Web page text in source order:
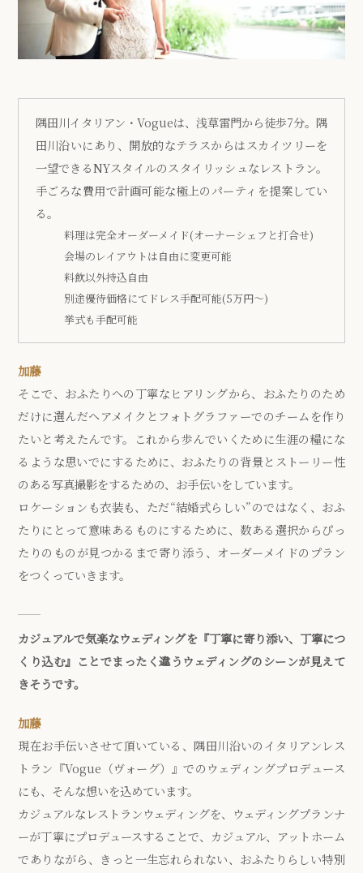
隅田川イタリアン・Vogueは、浅草雷門から徒歩7分。隅
田川沿いにあり、開放的なテラスからはスカイツリーを
一望できるNYスタイルのスタイリッシュなレストラン。
手ごろな費用で計画可能な極上のパーティを提案してい
る。
料理は完全オーダーメイド(オーナーシェフと打合せ)
会場のレイアウトは自由に変更可能
料飲以外持込自由
別途優待価格にてドレス手配可能(5万円～)
挙式も手配可能
加藤
そこで、おふたりへの丁寧なヒアリングから、おふたりのため
だけに選んだヘアメイクとフォトグラファーでのチームを作り
たいと考えたんです。これから歩んでいくために生涯の糧にな
るような思いでにするために、おふたりの背景とストーリー性
のある写真撮影をするための、お手伝いをしています。
ロケーションも衣装も、ただ“結婚式らしい”のではなく、おふ
たりにとって意味あるものにするために、数ある選択からぴっ
たりのものが見つかるまで寄り添う、オーダーメイドのプラン
をつくっていきます。
カジュアルで気楽なウェディングを『丁寧に寄り添い、丁寧につ
くり込む』ことでまったく違うウェディングのシーンが見えて
きそうです。
加藤
現在お手伝いさせて頂いている、隅田川沿いのイタリアンレス
トラン『Vogue（ヴォーグ）』でのウェディングプロデュース
にも、そんな想いを込めています。
カジュアルなレストランウェディングを、ウェディングプランナ
ーが丁寧にプロデュースすることで、カジュアル、アットホーム
でありながら、きっと一生忘れられない、おふたりらしい特別